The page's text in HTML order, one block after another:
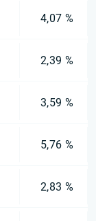
4,07 %
2,39 %
3,59 %
5,76 %
2,83 %